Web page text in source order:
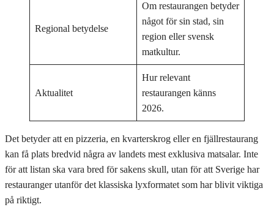
Regional betydelse
Om restaurangen betyder
något för sin stad, sin
region eller svensk
matkultur.
Aktualitet
Hur relevant
restaurangen känns
2026.
Det betyder att en pizzeria, en kvarterskrog eller en fjällrestaurang
kan få plats bredvid några av landets mest exklusiva matsalar. Inte
för att listan ska vara bred för sakens skull, utan för att Sverige har
restauranger utanför det klassiska lyxformatet som har blivit viktiga
på riktigt.